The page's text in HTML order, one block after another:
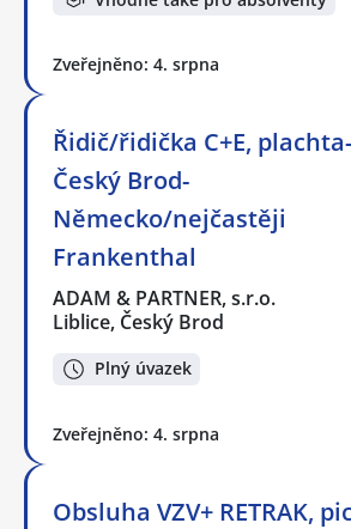
Zveřejněno: 4. srpna
Řidič/řidička C+E,
Český Brod-
Německo/nejčastěji
Frankenthal
ADAM & PARTNER, s.r.o.
Liblice, Český Brod
Plný úvazek
Zveřejněno: 4. srpna
Obsluha VZV+ RETRAK,